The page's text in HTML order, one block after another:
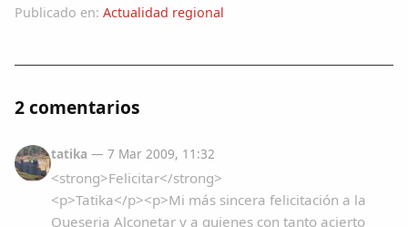
Traductor
Dichos
Publicado en: Actualidad regional
2 comentarios
tatika — 7 Mar 2009, 11:32
<strong>Felicitar</strong>
<p>Tatika</p><p>Mi más sincera felicitación a la
Queseria Alconetar y a quienes con tanto acierto